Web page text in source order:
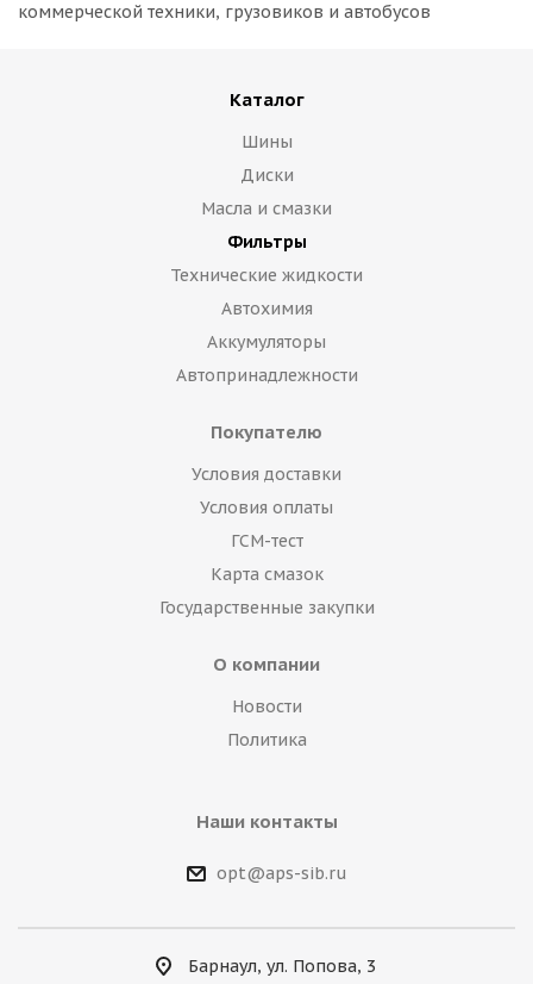
коммерческой техники, грузовиков и автобусов
Каталог
Шины
Диски
Масла и смазки
Фильтры
Технические жидкости
Автохимия
Аккумуляторы
Автопринадлежности
Покупателю
Условия доставки
Условия оплаты
ГСМ-тест
Карта смазок
Государственные закупки
О компании
Новости
Политика
Наши контакты
opt@aps-sib.ru
Барнаул, ул. Попова, 3